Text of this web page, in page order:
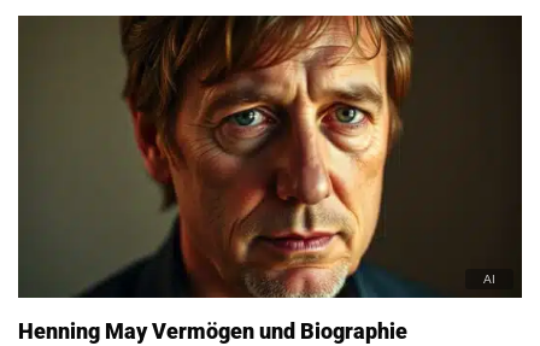
Henning May Vermögen und Biographie